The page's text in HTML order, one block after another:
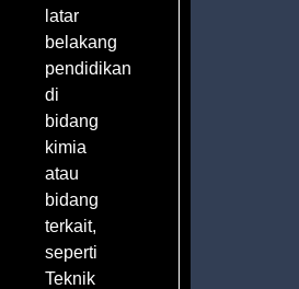
latar
belakang
pendidikan
di
bidang
kimia
atau
bidang
terkait,
seperti
Teknik